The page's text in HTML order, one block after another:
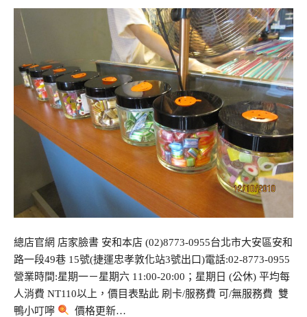
總店官網 店家臉書 安和本店 (02)8773-0955台北市大安區安和
路一段49巷 15號(捷運忠孝敦化站3號出口)電話:02-8773-0955
營業時間:星期一－星期六 11:00-20:00；星期日 (公休) 平均每
人消費 NT110以上，價目表點此 刷卡/服務費 可/無服務費 雙
鴨小叮嚀
價格更新…